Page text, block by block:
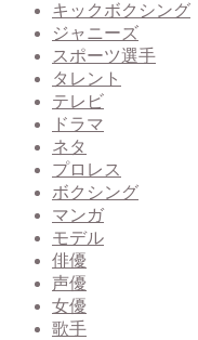
キックボクシング
ジャニーズ
スポーツ選手
タレント
テレビ
ドラマ
ネタ
プロレス
ボクシング
マンガ
モデル
俳優
声優
女優
歌手